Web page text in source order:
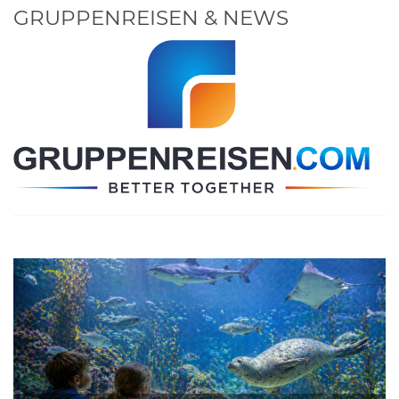
GRUPPENREISEN & NEWS